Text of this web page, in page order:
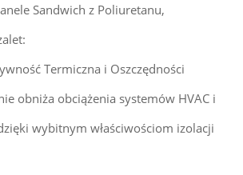
Sandwich z Poliuretanu,
Termiczna i Oszczędności
obniża obciążenia systemów HVAC i
wybitnym właściwościom izolacji